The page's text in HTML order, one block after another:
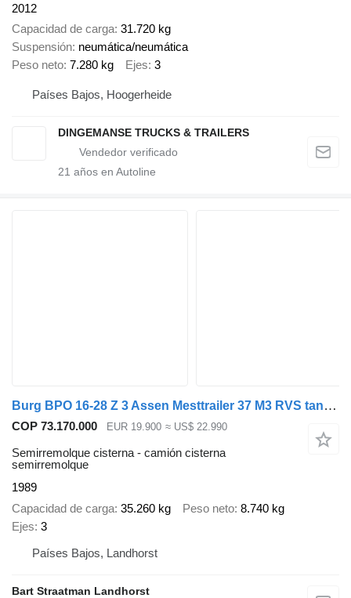
2012
Capacidad de carga 31.720 kg
Suspensión neumática/neumática
Peso neto 7.280 kg Ejes 3
Países Bajos, Hoogerheide
DINGEMANSE TRUCKS & TRAILERS
21 años en Autoline
Burg BPO 16-28 Z 3 Assen Mesttrailer 37 M3 RVS tank Borgerpomp 6 M3 A
COP 73.170.000 EUR 19.900 ≈ US$ 22.990
Semirremolque cisterna - camión cisterna
semirremolque
1989
Capacidad de carga 35.260 kg Peso neto 8.740 kg
Ejes 3
Países Bajos, Landhorst
Bart Straatman Landhorst